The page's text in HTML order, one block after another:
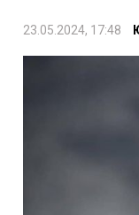
23.05.2024, 17:48